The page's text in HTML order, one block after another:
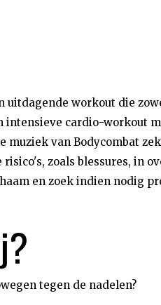
uitdagende workout die
intensieve cardio-workout
muziek van Bodycombat
zoals blessures, in
en zoek indien nodig
tegen de nadelen?